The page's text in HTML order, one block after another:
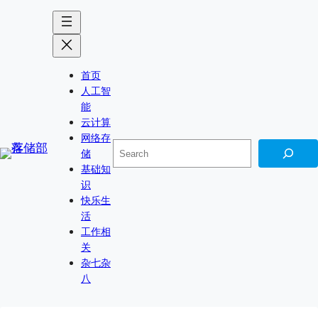
首页
人工智
能
云计算
网络存
储
基础知
识
快乐生
活
工作相
关
杂七杂
八
搜
索